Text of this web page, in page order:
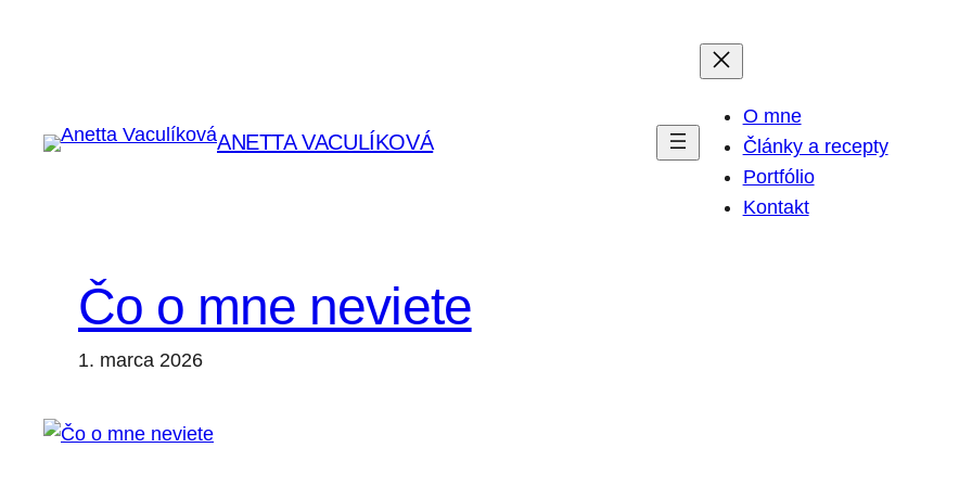
ANETTA VACULÍKOVÁ
O mne
Články a recepty
Portfólio
Kontakt
Čo o mne neviete
1. marca 2026